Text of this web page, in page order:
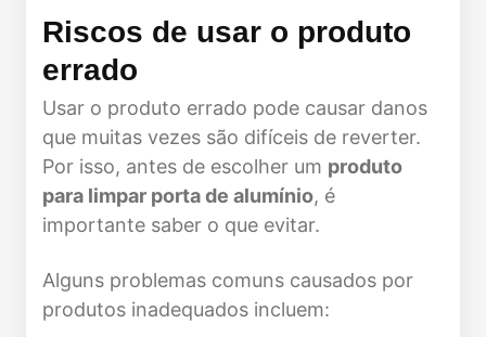
Riscos de usar o produto
errado
Usar o produto errado pode causar danos
que muitas vezes são difíceis de reverter.
Por isso, antes de escolher um produto
para limpar porta de alumínio, é
importante saber o que evitar.
Alguns problemas comuns causados por
produtos inadequados incluem: